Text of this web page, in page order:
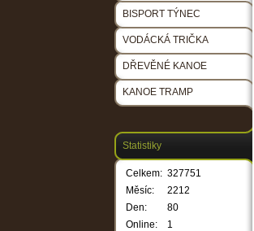
BISPORT TÝNEC
VODÁCKÁ TRIČKA
DŘEVĚNÉ KANOE
KANOE TRAMP
Statistiky
Online: 1
Celkem: 327751
Měsíc:
2212
Den:
80